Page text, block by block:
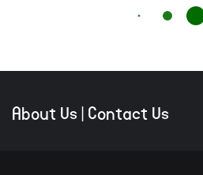
About Us|Contact Us